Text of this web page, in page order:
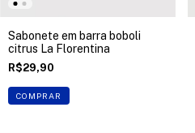
Sabonete em barra boboli
citrus La Florentina
R$29,90
COMPRAR